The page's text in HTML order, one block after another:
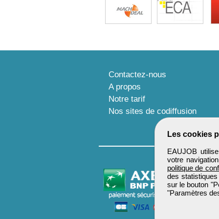
Les cookies
EAUJOB
votre
politique de
des
sur le bouton
"Paramètres
Contactez-nous
A propos
Notre tarif
Nos sites de codiffusion